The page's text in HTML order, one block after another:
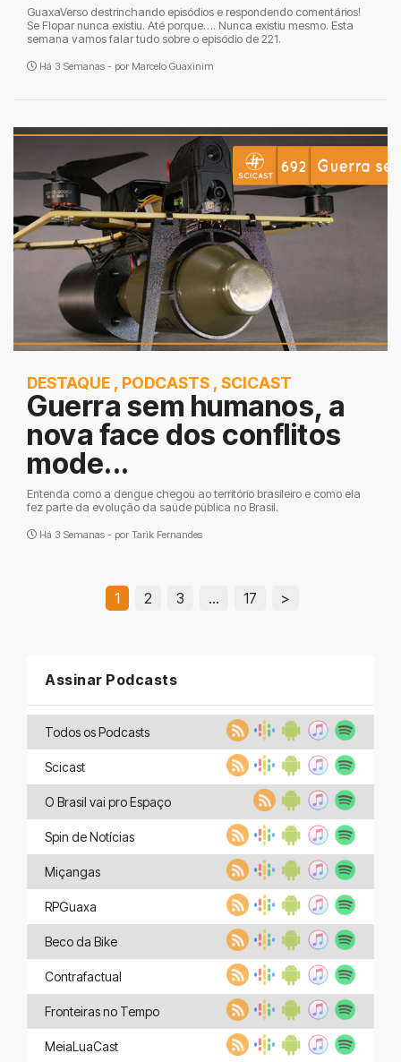
GuaxaVerso destrinchando episódios e respondendo comentários!
Se Flopar nunca existiu. Até porque…. Nunca existiu mesmo. Esta
semana vamos falar tudo sobre o episódio de 221.
Há 3 Semanas - por Marcelo Guaxinim
DESTAQUE , PODCASTS , SCICAST
Guerra sem humanos, a
nova face dos conflitos
mode...
Entenda como a dengue chegou ao território brasileiro e como ela
fez parte da evolução da saúde pública no Brasil.
Há 3 Semanas - por Tarik Fernandes
1 2 3 … 17 >
Assinar Podcasts
Todos os Podcasts
Scicast
O Brasil vai pro Espaço
Spin de Notícias
Miçangas
RPGuaxa
Beco da Bike
Contrafactual
Fronteiras no Tempo
MeiaLuaCast